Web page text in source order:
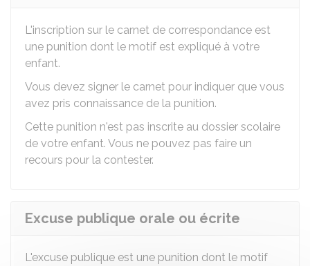
L'inscription sur le carnet de correspondance est
une punition dont le motif est expliqué à votre
enfant.
Vous devez signer le carnet pour indiquer que vous
avez pris connaissance de la punition.
Cette punition n'est pas inscrite au dossier scolaire
de votre enfant. Vous ne pouvez pas faire un
recours pour la contester.
Excuse publique orale ou écrite
L'excuse publique est une punition dont le motif